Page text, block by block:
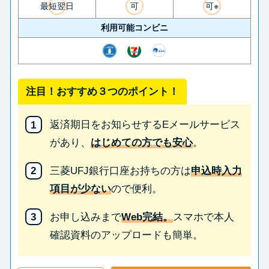
最短翌日 可 可※
利用可能コンビニ
注目！おすすめ３つのポイント！
返済期日をお知らせするEメールサービス
があり、はじめての方でも安心。
三菱UFJ銀行口座お持ちの方は申込時入力
項目が少ないので便利。
お申し込みまでWeb完結。スマホで本人
確認資料のアップロードも簡単。